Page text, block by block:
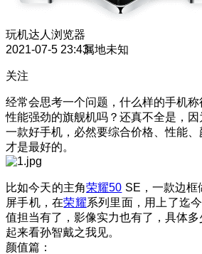
玩机达人 浏览器
2021-07-5 23:43属地未知
关注
经常会思考一个问题，什么样的手机
性能强劲的旗舰机吗？还真不全是，
一款好手机，必然要综合价格、性能
才是最好的。
比如今天的主角荣耀50 SE，一款边框
屏手机，在荣耀系列里面，用上了迄
值担当有了，影像实力也有了，具体
起来看孙智戴之我见。
颜值篇：